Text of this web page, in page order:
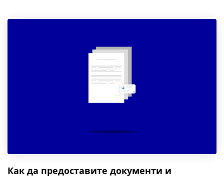
Как да предоставите документи и